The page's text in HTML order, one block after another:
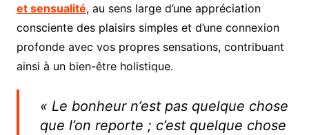
et sensualité, au sens large d’une appréciation
consciente des plaisirs simples et d’une connexion
profonde avec vos propres sensations, contribuant
ainsi à un bien-être holistique.
« Le bonheur n’est pas quelque chose
que l’on reporte ; c’est quelque chose